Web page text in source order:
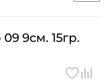
9см. 15гр.